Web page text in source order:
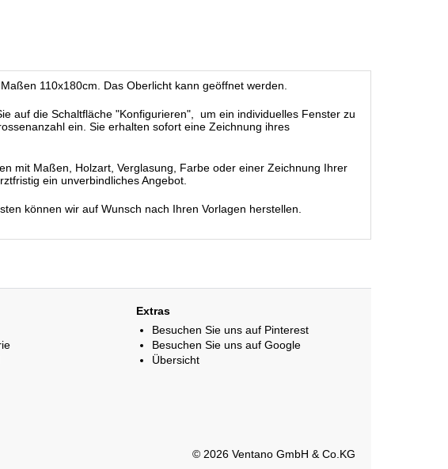
110x180cm. Das Oberlicht kann geöffnet werden.
auf die Schaltfläche "Konfigurieren", um ein individuelles Fenster zu
ein. Sie erhalten sofort eine Zeichnung ihres
mit Maßen, Holzart, Verglasung, Farbe oder einer Zeichnung Ihrer
ein unverbindliches Angebot.
können wir auf Wunsch nach Ihren Vorlagen herstellen.
Extras
Besuchen Sie uns auf Pinterest
Besuchen Sie uns auf Google
Übersicht
© 2026 Ventano GmbH & Co.KG